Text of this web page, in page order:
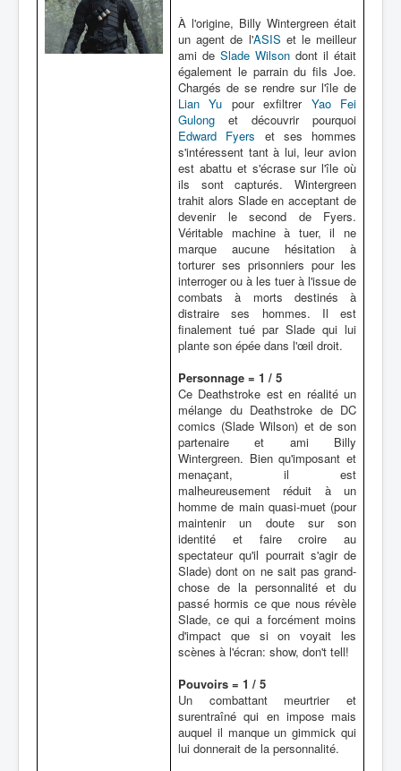
À l'origine, Billy Wintergreen était
un agent de l'ASIS et le meilleur
ami de Slade Wilson dont il était
également le parrain du fils Joe.
Chargés de se rendre sur l'île de
Lian Yu pour exfiltrer Yao Fei
Gulong et découvrir pourquoi
Edward Fyers et ses hommes
s'intéressent tant à lui, leur avion
est abattu et s'écrase sur l'île où
ils sont capturés. Wintergreen
trahit alors Slade en acceptant de
devenir le second de Fyers.
Véritable machine à tuer, il ne
marque aucune hésitation à
torturer ses prisonniers pour les
interroger ou à les tuer à l'issue de
combats à morts destinés à
distraire ses hommes. Il est
finalement tué par Slade qui lui
plante son épée dans l'œil droit.
Personnage = 1 / 5
Ce Deathstroke est en réalité un
mélange du Deathstroke de DC
comics (Slade Wilson) et de son
partenaire et ami Billy
Wintergreen. Bien qu'imposant et
menaçant, il est
malheureusement réduit à un
homme de main quasi-muet (pour
maintenir un doute sur son
identité et faire croire au
spectateur qu'il pourrait s'agir de
Slade) dont on ne sait pas grand-
chose de la personnalité et du
passé hormis ce que nous révèle
Slade, ce qui a forcément moins
d'impact que si on voyait les
scènes à l'écran: show, don't tell!
Pouvoirs = 1 / 5
Un combattant meurtrier et
surentraîné qui en impose mais
auquel il manque un gimmick qui
lui donnerait de la personnalité.